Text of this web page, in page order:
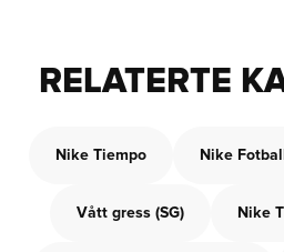
RELATERTE
Nike Tiempo Nike
Vått gress (SG) Nike